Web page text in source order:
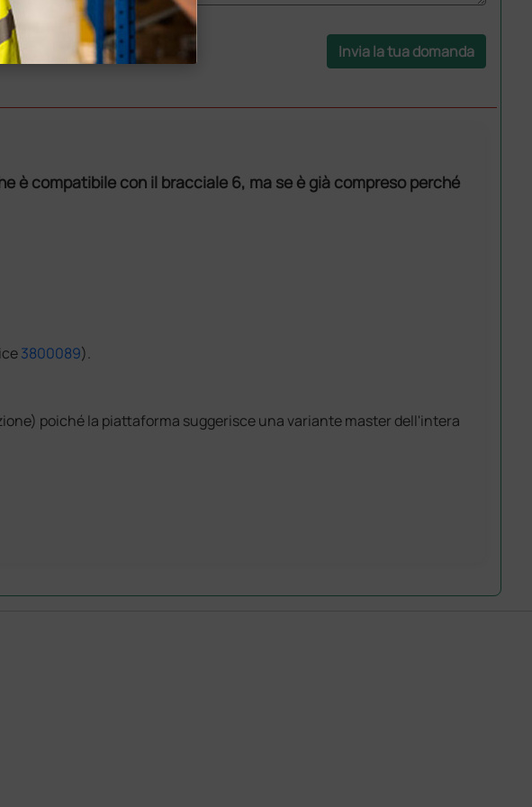
Invia la tua domanda
è compatibile con il bracciale 6, ma se è già compreso perché
3800089).
poiché la piattaforma suggerisce una variante master dell'intera